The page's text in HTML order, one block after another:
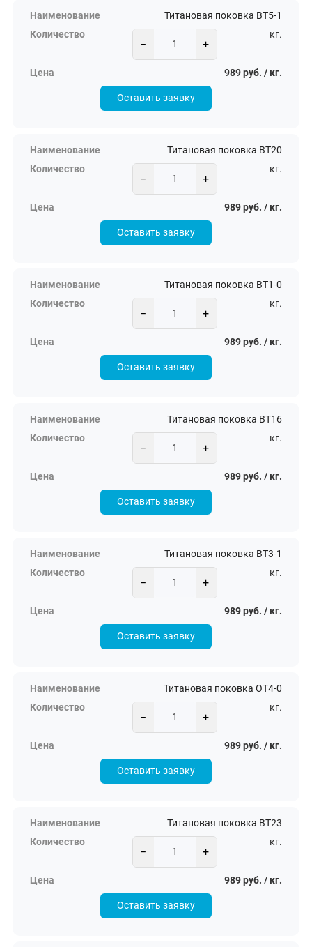
Титановая поковка ВТ5-1
− +
кг.
989 руб. / кг.
Оставить заявку
Титановая поковка ВТ20
− +
кг.
989 руб. / кг.
Оставить заявку
Титановая поковка ВТ1-0
− +
кг.
989 руб. / кг.
Оставить заявку
Титановая поковка ВТ16
− +
кг.
989 руб. / кг.
Оставить заявку
Титановая поковка ВТ3-1
− +
кг.
989 руб. / кг.
Оставить заявку
Титановая поковка ОТ4-0
− +
кг.
989 руб. / кг.
Оставить заявку
Титановая поковка ВТ23
− +
кг.
989 руб. / кг.
Оставить заявку